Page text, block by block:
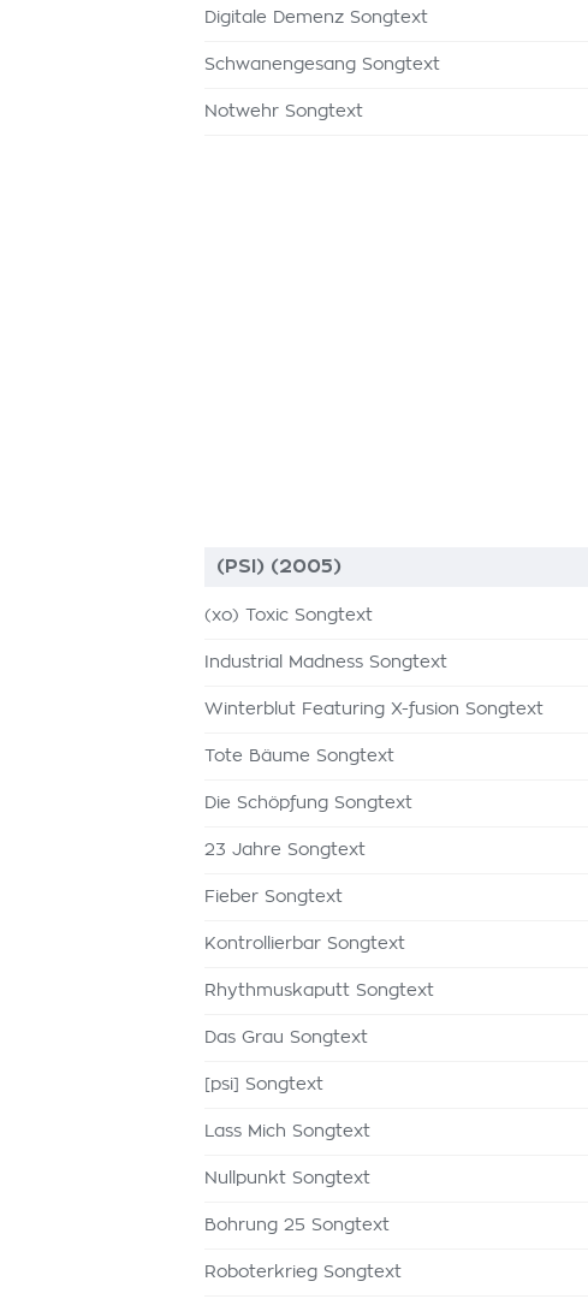
Digitale Demenz Songtext
Schwanengesang Songtext
Notwehr Songtext
(PSI) (2005)
(xo) Toxic Songtext
Industrial Madness Songtext
Winterblut Featuring X-fusion Songtext
Tote Bäume Songtext
Die Schöpfung Songtext
23 Jahre Songtext
Fieber Songtext
Kontrollierbar Songtext
Rhythmuskaputt Songtext
Das Grau Songtext
[psi] Songtext
Lass Mich Songtext
Nullpunkt Songtext
Bohrung 25 Songtext
Roboterkrieg Songtext